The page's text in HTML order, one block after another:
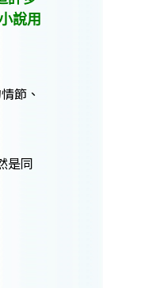
說用
節、
是同